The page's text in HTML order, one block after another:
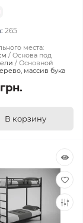
265
места:
Основа под
Основной
массив бука
В корзину